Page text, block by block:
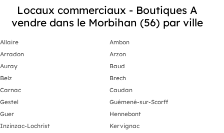
Locaux commerciaux - Boutiques A
vendre dans le Morbihan (56) par ville
Allaire
Ambon
Arradon
Arzon
Auray
Baud
Belz
Brech
Carnac
Caudan
Gestel
Guémené-sur-Scorff
Guer
Hennebont
Inzinzac-Lochrist
Kervignac